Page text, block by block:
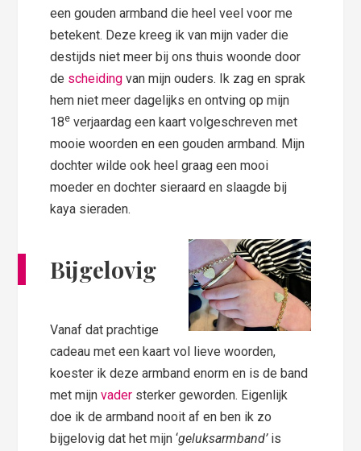
een gouden armband die heel veel voor me
betekent. Deze kreeg ik van mijn vader die
destijds niet meer bij ons thuis woonde door
de scheiding van mijn ouders. Ik zag en sprak
hem niet meer dagelijks en ontving op mijn
18e verjaardag een kaart volgeschreven met
mooie woorden en een gouden armband. Mijn
dochter wilde ook heel graag een mooi
moeder en dochter sieraard en slaagde bij
kaya sieraden.
Bijgelovig
Vanaf dat prachtige
cadeau met een kaart vol lieve woorden,
koester ik deze armband enorm en is de band
met mijnvader sterker geworden. Eigenlijk
doe ik de armband nooit af en ben ik zo
bijgelovig dat het mijn ‘geluksarmband’is